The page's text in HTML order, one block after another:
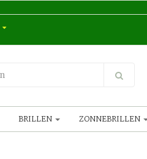
BRILLEN ZONNEBRILLEN